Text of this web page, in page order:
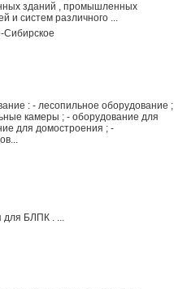
зданий , промышленных
и систем различного ...
Сибирское
: - лесопильное оборудование ;
камеры ; - оборудование для
для домостроения ; -
для БЛПК . ...